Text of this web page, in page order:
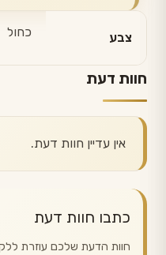
צבע כחול
חוות דעת
אין עדיין חוות דעת.
כתבו חוות דעת
חוות הדעת שלכם עוזרת